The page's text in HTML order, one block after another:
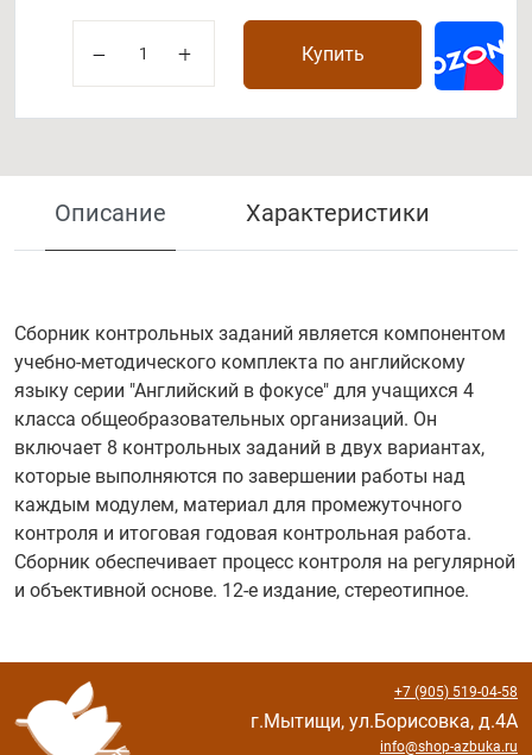
Купить
Описание Характеристики
Сборник контрольных заданий является компонентом
учебно-методического комплекта по английскому
языку серии "Английский в фокусе" для учащихся 4
класса общеобразовательных организаций. Он
включает 8 контрольных заданий в двух вариантах,
которые выполняются по завершении работы над
каждым модулем, материал для промежуточного
контроля и итоговая годовая контрольная работа.
Сборник обеспечивает процесс контроля на регулярной
и объективной основе. 12-е издание, стереотипное.
+7 (905) 519-04-58
г.Мытищи, ул.Борисовка, д.4А
info@shop-azbuka.ru